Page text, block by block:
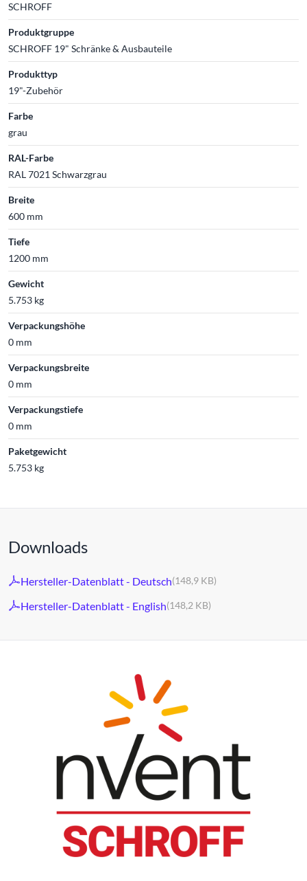
SCHROFF
Produktgruppe
SCHROFF 19" Schränke & Ausbauteile
Produkttyp
19"-Zubehör
Farbe
grau
RAL-Farbe
RAL 7021 Schwarzgrau
Breite
600 mm
Tiefe
1200 mm
Gewicht
5.753 kg
Verpackungshöhe
0 mm
Verpackungsbreite
0 mm
Verpackungstiefe
0 mm
Paketgewicht
5.753 kg
Downloads
Hersteller-Datenblatt - Deutsch(148,9 KB)
Hersteller-Datenblatt - English(148,2 KB)